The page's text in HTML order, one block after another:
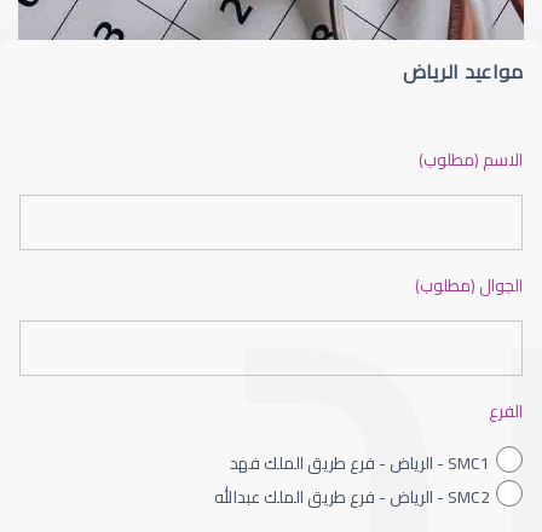
العمليات التجميلية للعين
مواعيد الرياض
الاسم (مطلوب)
الجوال (مطلوب)
الفرع
SMC1 - الرياض - فرع طريق الملك فهد
SMC2 - الرياض - فرع طريق الملك عبدالله